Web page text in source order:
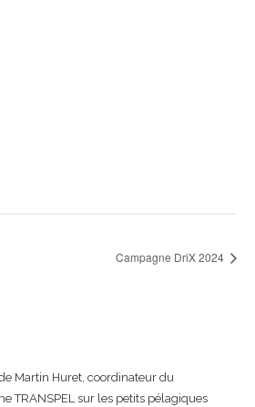
Campagne DriX 2024
Martin Huret, coordinateur du
TRANSPEL sur les petits pélagiques